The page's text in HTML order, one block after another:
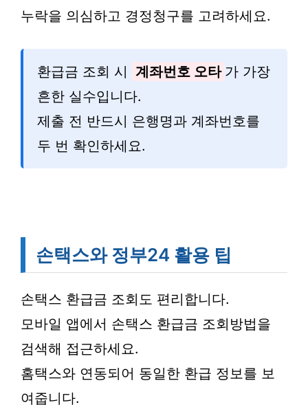
누락을 의심하고 경정청구를 고려하세요.
환급금 조회 시 계좌번호 오타 가 가장
흔한 실수입니다.
제출 전 반드시 은행명과 계좌번호를
두 번 확인하세요.
손택스와 정부24 활용 팁
손택스 환급금 조회도 편리합니다.
모바일 앱에서 손택스 환급금 조회방법을
검색해 접근하세요.
홈택스와 연동되어 동일한 환급 정보를 보
여줍니다.